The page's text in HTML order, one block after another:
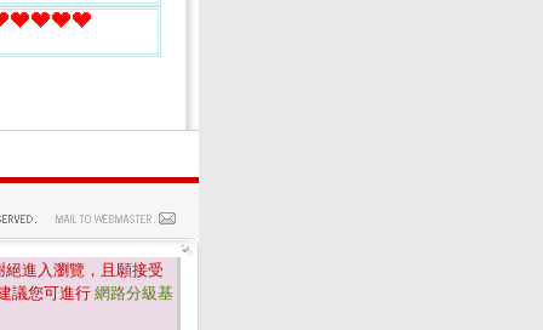
進入瀏覽，且願接受
議您可進行 網路分級基